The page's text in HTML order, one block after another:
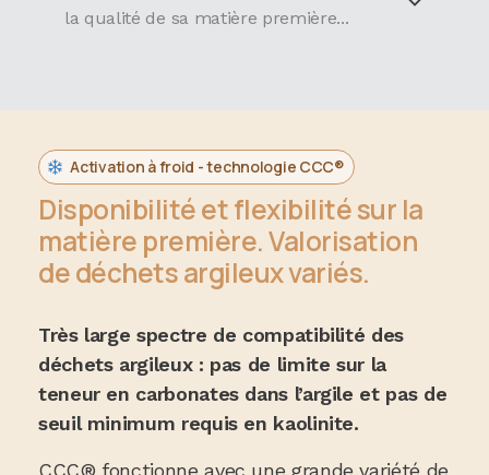
la qualité de sa matière première...
Activation à froid - technologie CCC®
Disponibilité et flexibilité sur la
matière première. Valorisation
de déchets argileux variés.
Très large spectre de compatibilité des
déchets argileux : pas de limite sur la
teneur en carbonates dans l’argile et pas de
seuil minimum requis en kaolinite.
CCC® fonctionne avec une grande variété de